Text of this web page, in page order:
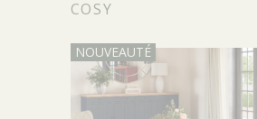
COSY